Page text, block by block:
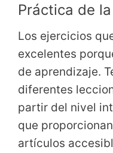
Práctica de
Los ejercicios
excelentes
de aprendizaje.
diferentes
partir del nivel
que
artículos